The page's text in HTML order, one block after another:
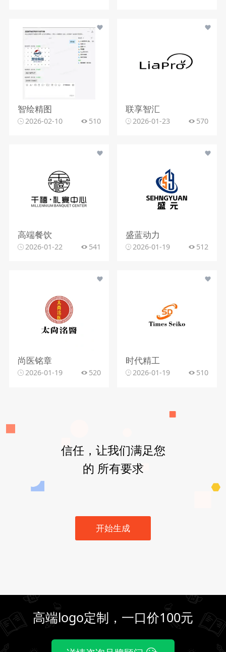
智绘精图
2026-02-10 510
联享智汇
2026-01-23 570
高端餐饮
2026-01-22 541
盛蓝动力
2026-01-19 512
尚医铭章
2026-01-19 520
时代精工
2026-01-19 510
信任，让我们满足您
的 所有要求
开始生成
高端logo定制，一口价100元